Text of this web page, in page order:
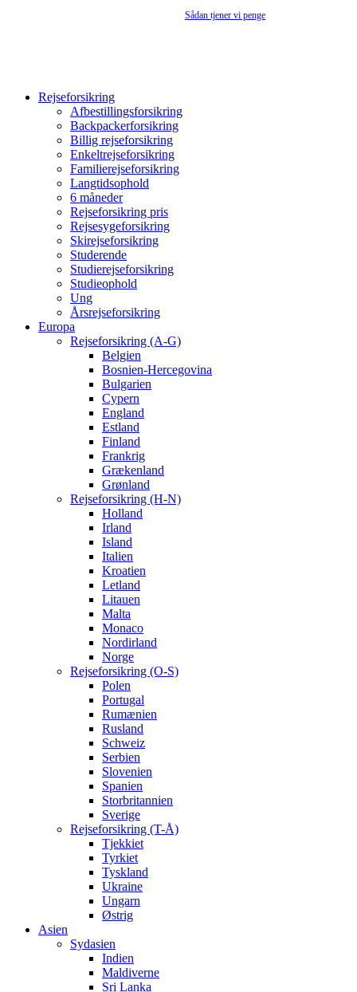
Sådan tjener vi penge
Rejseforsikring
Afbestillingsforsikring
Backpackerforsikring
Billig rejseforsikring
Enkeltrejseforsikring
Familierejseforsikring
Langtidsophold
6 måneder
Rejseforsikring pris
Rejsesygeforsikring
Skirejseforsikring
Studerende
Studierejseforsikring
Studieophold
Ung
Årsrejseforsikring
Europa
Rejseforsikring (A-G)
Belgien
Bosnien-Hercegovina
Bulgarien
Cypern
England
Estland
Finland
Frankrig
Grækenland
Grønland
Rejseforsikring (H-N)
Holland
Irland
Island
Italien
Kroatien
Letland
Litauen
Malta
Monaco
Nordirland
Norge
Rejseforsikring (O-S)
Polen
Portugal
Rumænien
Rusland
Schweiz
Serbien
Slovenien
Spanien
Storbritannien
Sverige
Rejseforsikring (T-Å)
Tjekkiet
Tyrkiet
Tyskland
Ukraine
Ungarn
Østrig
Asien
Sydasien
Indien
Maldiverne
Sri Lanka